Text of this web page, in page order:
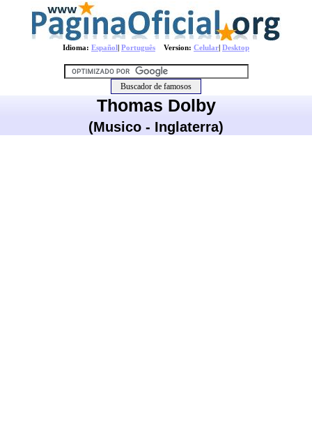
Idioma: Español| Português Version: Celular| Desktop
Thomas Dolby
(Musico - Inglaterra)